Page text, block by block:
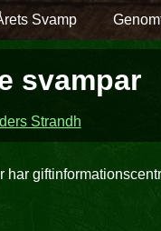
Svamp
svampar
Strandh
har